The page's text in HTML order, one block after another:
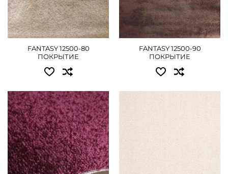
ДЕТАЛЬНІШЕ
FANTASY 12500-80
ПОКРЫТИЕ
4.00x20.00 - 59040 грн
ДЕТАЛЬНІШЕ
FANTASY 12500-90
ПОКРЫТИЕ
Доступні розміри:
4.00 - 3240 грн
ДЕТАЛЬНІШЕ